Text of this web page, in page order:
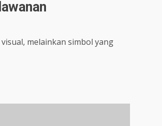
melainkan simbol yang